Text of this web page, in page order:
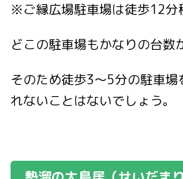
※ご縁広場駐車場は徒歩12分
どこの駐車場もかなりの台数
そのため徒歩3〜5分の駐車
れないことはないでしょう。